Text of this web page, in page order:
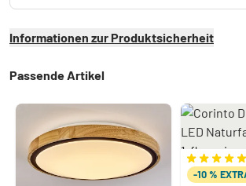
Informationen zur Produktsicherheit
Passende Artikel
-10 %